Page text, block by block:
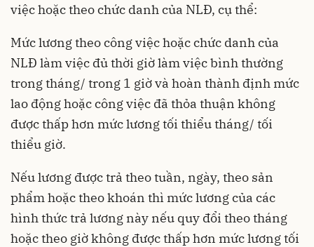
việc hoặc theo chức danh của NLĐ, cụ thể:
Mức lương theo công việc hoặc chức danh của
NLĐ làm việc đủ thời giờ làm việc bình thường
trong tháng/ trong 1 giờ và hoàn thành định mức
lao động hoặc công việc đã thỏa thuận không
được thấp hơn mức lương tối thiểu tháng/ tối
thiểu giờ.
Nếu lương được trả theo tuần, ngày, theo sản
phẩm hoặc theo khoán thì mức lương của các
hình thức trả lương này nếu quy đổi theo tháng
hoặc theo giờ không được thấp hơn mức lương tối